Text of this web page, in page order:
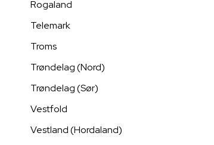
Rogaland
Telemark
Troms
Trøndelag (Nord)
Trøndelag (Sør)
Vestfold
Vestland (Hordaland)